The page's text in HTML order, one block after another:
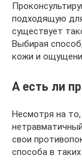
подходящую
существует
Выбирая
кожи и
А есть ли
Несмотря на
свои
способа в